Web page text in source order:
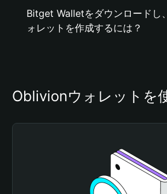
Bitget Walletをダウンロードし
ォレットを作成するには？
Oblivionウォレットを